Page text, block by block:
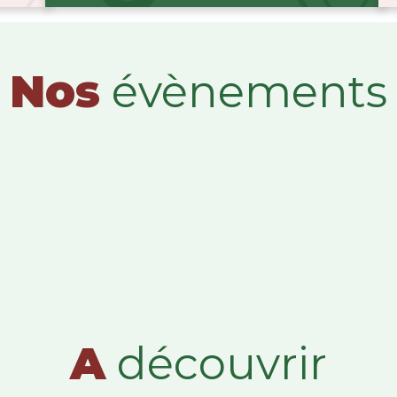
Nos évènements
Adécouvrir